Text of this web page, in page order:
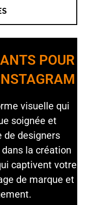
POUR
visuelle qui
soignée et
de designers
la création
captivent votre
de marque et